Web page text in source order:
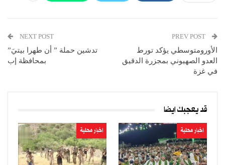
الأورومتوسطي يؤكد تورط
العدو الصهيوني بمجزرة الدقيق
في غزة
NEXT POST
تدشين حملة ” أن طهرا بيتيَ”
بمحافظة إب
قد يعجبك ايضا
اخبار محلية اخبار محلية